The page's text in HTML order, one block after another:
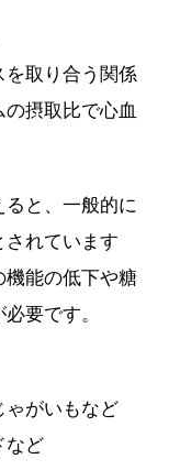
を取り合う関係
摂取比で心血
ると、一般的に
されています
機能の低下や糖
要です。
ゃがいもなど
など